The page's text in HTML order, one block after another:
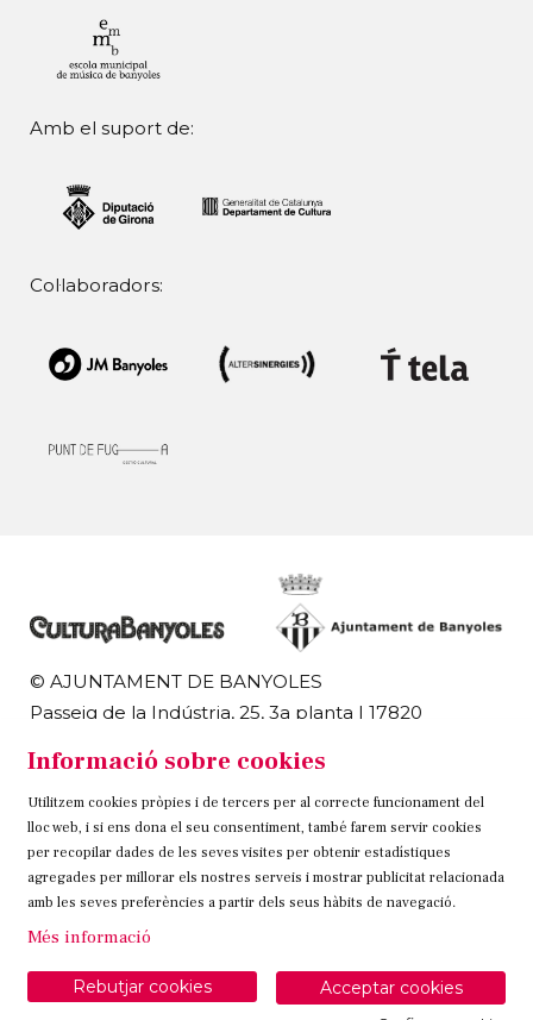
Amb el suport de:
Col·laboradors:
© AJUNTAMENT DE BANYOLES
Passeig de la Indústria, 25, 3a planta | 17820
972 58 18 48 | 972 57 00 50
Sitemap Avís Legal Ús de Cookies Contacteu
Link a instagram
Link a twitter
Link a facebook
Informació sobre cookies
Utilitzem cookies pròpies i de tercers per al correcte funcionament del
lloc web, i si ens dona el seu consentiment, també farem servir cookies
per recopilar dades de les seves visites per obtenir estadístiques
agregades per millorar els nostres serveis i mostrar publicitat relacionada
amb les seves preferències a partir dels seus hàbits de navegació.
Més informació
Acceptar cookies
Rebutjar cookies